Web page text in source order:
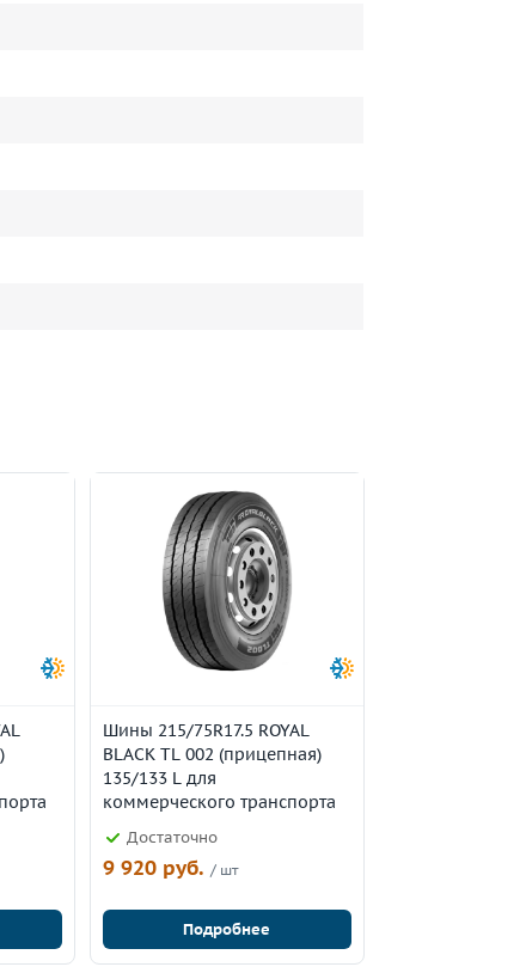
Шины 215/75R17.5 ROYAL
BLACK TL 002 (прицепная)
135/133 L для
коммерческого транспорта
Достаточно
9 920 руб. / шт
Подробнее